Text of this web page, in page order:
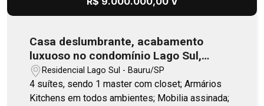
Casa deslumbrante, acabamento
luxuoso no condomínio Lago Sul,
localização privilegiada, primeiro lote
da avenida, próximo ao lago
Residencial Lago Sul - Bauru/SP
4 suítes, sendo 1 master com closet; Armários
Kitchens em todos ambientes; Mobilia assinada;